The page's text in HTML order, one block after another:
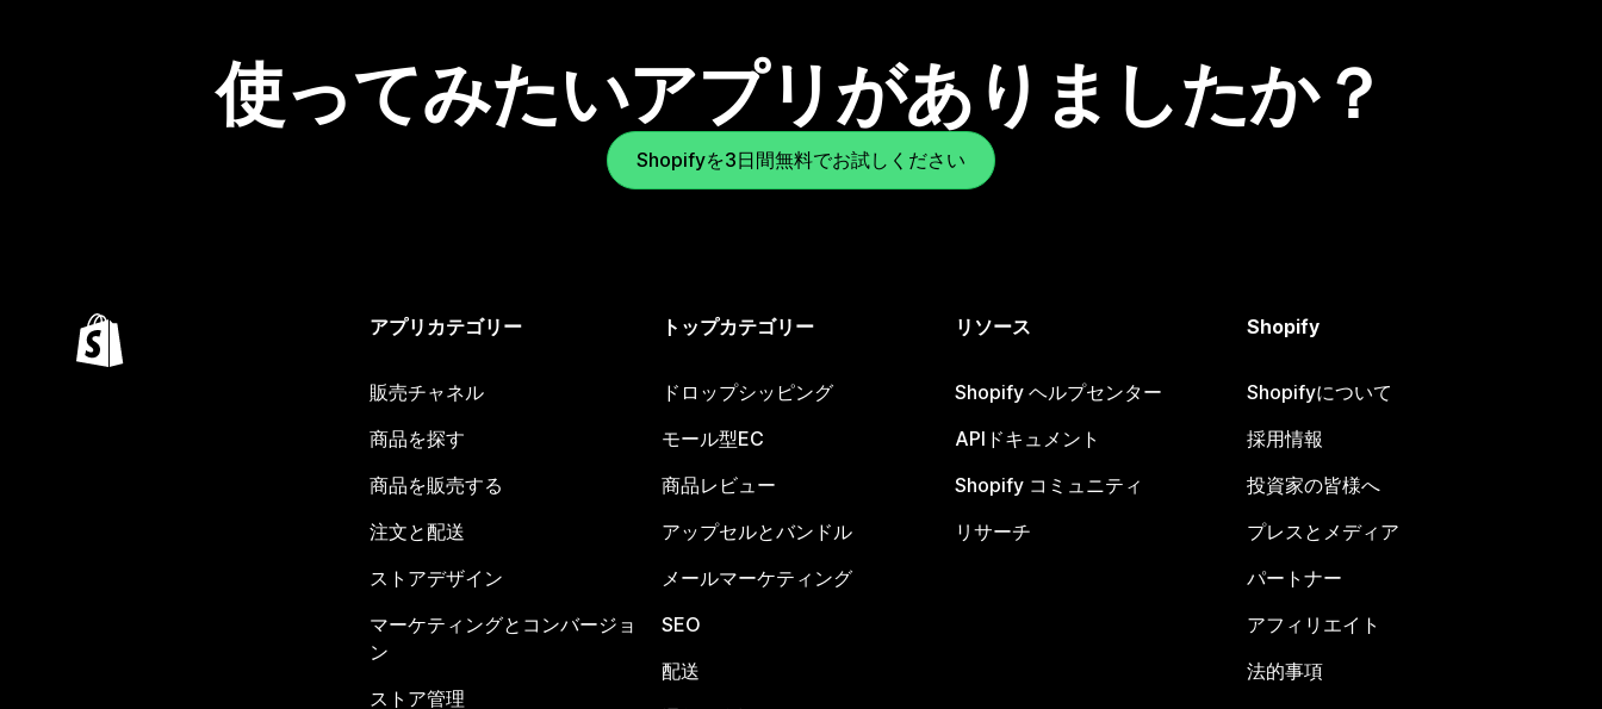
使ってみたいアプリがありましたか？
Shopifyを3日間無料でお試しください
アプリカテゴリー
販売チャネル
商品を探す
商品を販売する
注文と配送
ストアデザイン
マーケティングとコンバージョ
ン
ストア管理
トップカテゴリー
ドロップシッピング
モール型EC
商品レビュー
アップセルとバンドル
メールマーケティング
SEO
配送
リソース
Shopify ヘルプセンター
APIドキュメント
Shopify コミュニティ
リサーチ
Shopify
Shopifyについて
採用情報
投資家の皆様へ
プレスとメディア
パートナー
アフィリエイト
法的事項